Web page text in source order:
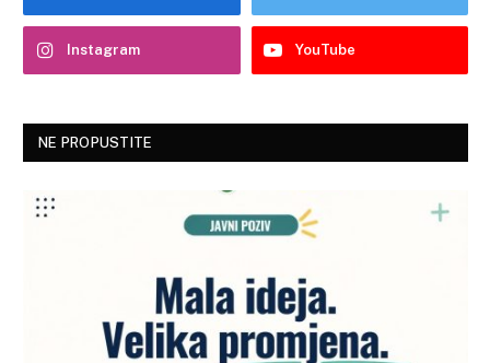
Instagram YouTube
NE PROPUSTITE